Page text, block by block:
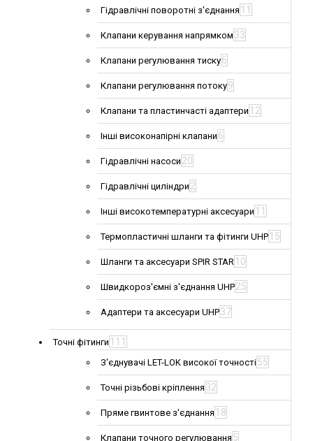
Гідравлічні поворотні з'єднання 11
Клапани керування напрямком 33
Клапани регулювання тиску6
Клапани регулювання потоку9
Клапани та пластинчасті адаптери 12
Інші високонапірні клапани 6
Гідравлічні насоси 20
Гідравлічні циліндри 2
Інші високотемпературні аксесуари 11
Термопластичні шланги та фітинги UHP 15
Шланги та аксесуари SPIR STAR 10
Швидкороз'ємні з'єднання UHP25
Адаптери та аксесуари UHP37
Точні фітинги 111
З'єднувачі LET-LOK високої точності55
Точні різьбові кріплення 32
Пряме гвинтове з'єднання 18
Клапани точного регулювання 5